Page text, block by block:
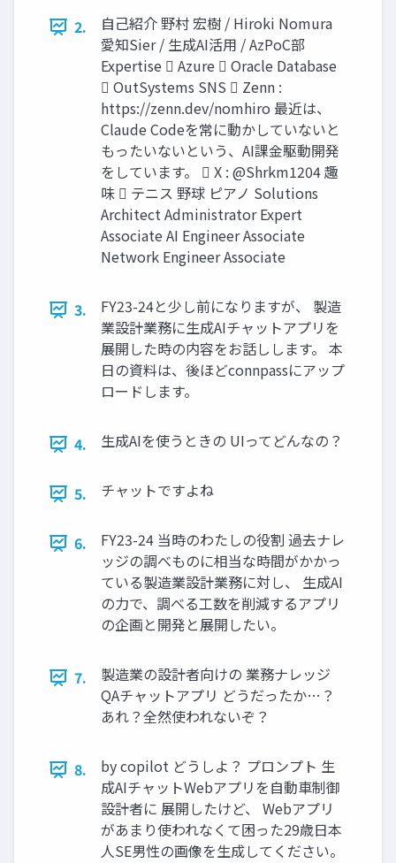
2.
自己紹介 野村 宏樹 / Hiroki Nomura
愛知Sier / 生成AI活用 / AzPoC部
Expertise  Azure  Oracle Database
 OutSystems SNS  Zenn :
https://zenn.dev/nomhiro 最近は、
Claude Codeを常に動かしていないと
もったいないという、AI課金駆動開発
をしています。  X : @Shrkm1204 趣
味  テニス 野球 ピアノ Solutions
Architect Administrator Expert
Associate AI Engineer Associate
Network Engineer Associate
3.
FY23-24と少し前になりますが、 製造
業設計業務に生成AIチャットアプリを
展開した時の内容をお話しします。 本
日の資料は、後ほどconnpassにアップ
ロードします。
4. 生成AIを使うときの UIってどんなの？
5. チャットですよね
6.
FY23-24 当時のわたしの役割 過去ナレ
ッジの調べものに相当な時間がかかっ
ている製造業設計業務に対し、 生成AI
の力で、調べる工数を削減するアプリ
の企画と開発と展開したい。
7.
製造業の設計者向けの 業務ナレッジ
QAチャットアプリ どうだったか…？
あれ？全然使われないぞ？
8.
by copilot どうしよ？ プロンプト 生
成AIチャットWebアプリを自動車制御
設計者に 展開したけど、 Webアプリ
があまり使われなくて困った29歳日本
人SE男性の画像を生成してください。